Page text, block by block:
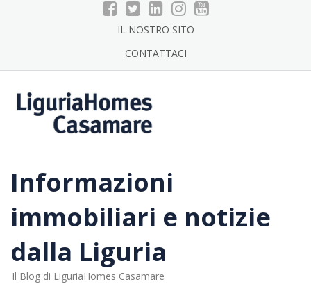
IL NOSTRO SITO
CONTATTACI
Informazioni
immobiliari e notizie
dalla Liguria
Il Blog di LiguriaHomes Casamare